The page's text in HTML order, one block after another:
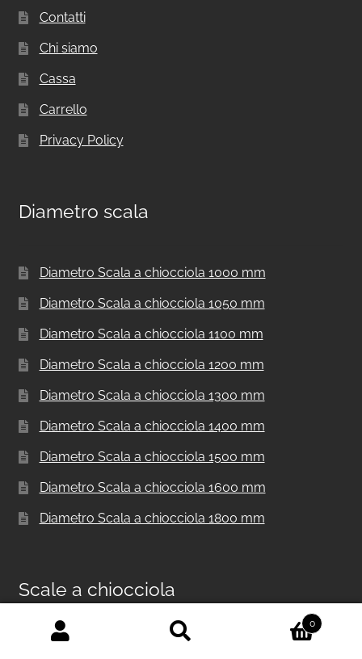
Contatti
Chi siamo
Cassa
Carrello
Privacy Policy
Diametro scala
Diametro Scala a chiocciola 1000 mm
Diametro Scala a chiocciola 1050 mm
Diametro Scala a chiocciola 1100 mm
Diametro Scala a chiocciola 1200 mm
Diametro Scala a chiocciola 1300 mm
Diametro Scala a chiocciola 1400 mm
Diametro Scala a chiocciola 1500 mm
Diametro Scala a chiocciola 1600 mm
Diametro Scala a chiocciola 1800 mm
Scale a chiocciola
0